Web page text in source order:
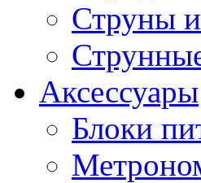
Струны
Аксессуары
Блоки